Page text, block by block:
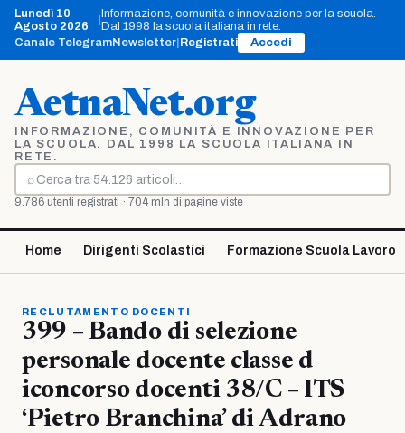
Vai
contenuto
Lunedì 10
Agosto 2026
Informazione, comunità e innovazione per la scuola.
Dal 1998 la scuola italiana in rete.
Canale TelegramNewsletter Registrati Accedi
AetnaNet.org
INFORMAZIONE, COMUNITÀ E INNOVAZIONE PER
LA SCUOLA. DAL 1998 LA SCUOLA ITALIANA IN
RETE.
⌕
Cerca
9.786 utenti registrati · 704 mln di pagine viste
Home Dirigenti Scolastici Formazione Scuola Lavoro
RECLUTAMENTO DOCENTI
399 – Bando di selezione
personale docente classe d
iconcorso docenti 38/C – ITS
‘Pietro Branchina’ di Adrano